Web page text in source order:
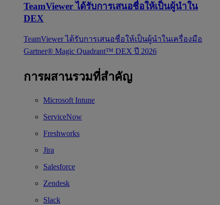
TeamViewer ได้รับการเสนอชื่อให้เป็นผู้นำใน
DEX
TeamViewer ได้รับการเสนอชื่อให้เป็นผู้นำในเครื่องมือ
Gartner® Magic Quadrant™ DEX ปี 2026
การผสานรวมที่สำคัญ
Microsoft Intune
ServiceNow
Freshworks
Jira
Salesforce
Zendesk
Slack